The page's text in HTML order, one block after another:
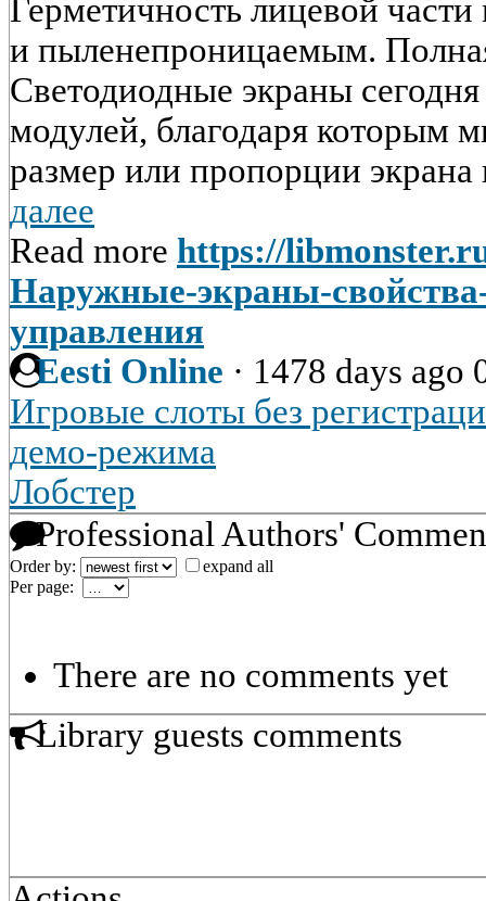
Герметичность лицевой
и пыленепроницаемым.
Светодиодные экраны сегодня
модулей, благодаря которым
размер или пропорции
далее
Read more https://
Наружные-экраны-
управления
Eesti Online · 1478 days ago
Игровые слоты без
демо-режима
Лобстер
Professional Authors'
Order by:
expand all
Per page:
There are no comments yet
Library guests comments